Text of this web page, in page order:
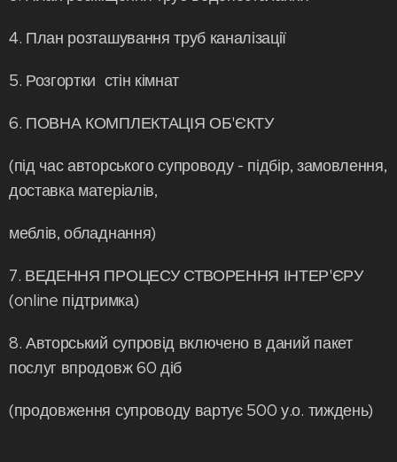
4. План розташування труб каналізації
5. Розгортки стін кімнат
6. ПОВНА КОМПЛЕКТАЦІЯ ОБ'ЄКТУ
(під час авторського супроводу - підбір, замовлення,
доставка матеріалів,
меблів, обладнання)
7. ВЕДЕННЯ ПРОЦЕСУ СТВОРЕННЯ ІНТЕР'ЄРУ
(online підтримка)
8. Авторський супровід включено в даний пакет
послуг впродовж 60 діб
(продовження супроводу вартує 500 у.о. тиждень)